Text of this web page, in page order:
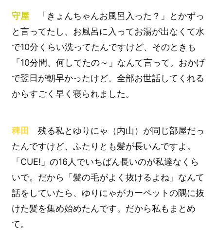
守屋 「きょんちゃんお風呂入った？」とかずっ
と言ってたし、お風呂に入ってお湯が出なくて水
で10分くらい洗ってたんですけど、そのときも
「10分間、何してたの～」なんて言って。おかげ
で翌日が朝早かったけど、全部お世話してくれる
からすごく早く寝られました。
稗田
残る私とゆりにゃ（内山）が同じ部屋だっ
たんですけど、ふたりとも髪が長いんですよ。
「CUE!」の16人でいちばん長いのが私達なくら
いで。だから「髪の毛がよく抜けるよね」なんて
話をしていたら、ゆりにゃがカーペットの隅に抜
けた髪を集め始めたんです。だから私もまとめ
て。